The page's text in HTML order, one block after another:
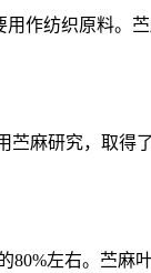
作纺织原料。
麻研究，取
左右。苎